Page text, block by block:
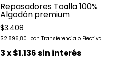
Repasadores Toalla 100%
Algodón premium
$3.408
$2.896,80
3x$1.136sin interés